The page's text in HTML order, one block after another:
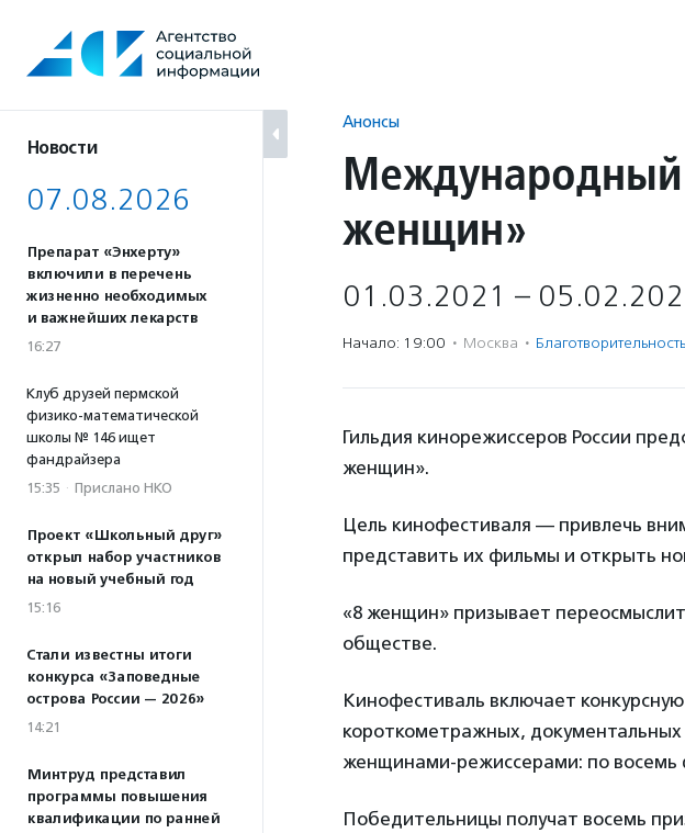
содержанию
Новости
07.08.2026
Препарат «Энхерту»
включили в перечень
жизненно необходимых
и важнейших лекарств
16:27
Клуб друзей пермской
физико-математической
школы № 146 ищет
фандрайзера
15:35 · Прислано НКО
Проект «Школьный друг»
открыл набор участников
на новый учебный год
15:16
Стали известны итоги
конкурса «Заповедные
острова России — 2026»
14:21
Минтруд представил
программы повышения
квалификации по ранней
Анонсы
Международный
женщин»
01.03.2021 –
Начало: 19:00 · Москва ·
Гильдия кинорежиссеров России
женщин».
Цель кинофестиваля — привлечь
представить их фильмы и открыть
«8 женщин» призывает
обществе.
Кинофестиваль включает
короткометражных,
женщинами-режиссерами: по восемь
Победительницы получат восемь